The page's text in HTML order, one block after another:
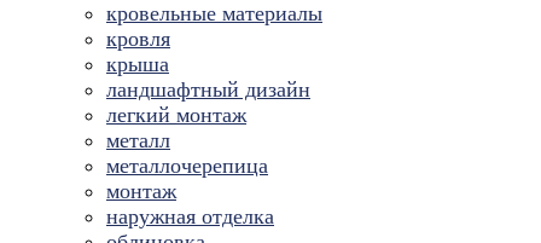
кровельные материалы
кровля
крыша
ландшафтный дизайн
легкий монтаж
металл
металлочерепица
монтаж
наружная отделка